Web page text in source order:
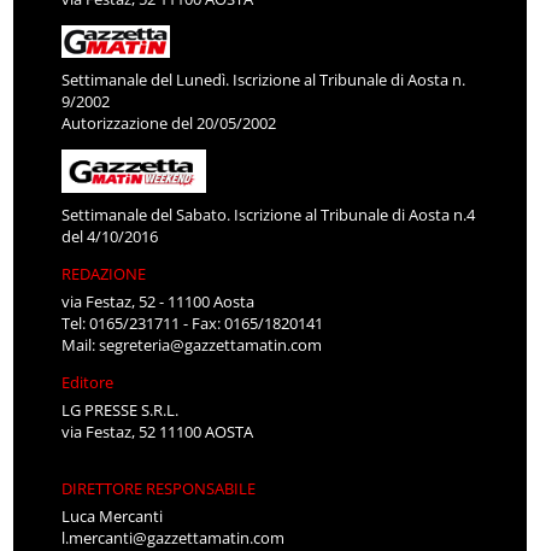
Settimanale del Lunedì. Iscrizione al Tribunale di Aosta n.
9/2002
Autorizzazione del 20/05/2002
Settimanale del Sabato. Iscrizione al Tribunale di Aosta n.4
del 4/10/2016
REDAZIONE
via Festaz, 52 - 11100 Aosta
Tel: 0165/231711 - Fax: 0165/1820141
Mail:segreteria@gazzettamatin.com
Editore
LG PRESSE S.R.L.
via Festaz, 52 11100 AOSTA
DIRETTORE RESPONSABILE
Luca Mercanti
l.mercanti@gazzettamatin.com